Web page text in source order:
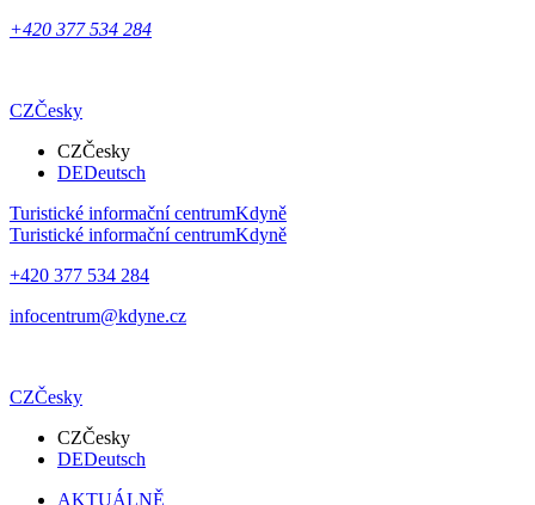
+420 377 534 284
CZČesky
CZČesky
DEDeutsch
Turistické informační centrumKdyně
Turistické informační centrumKdyně
+420 377 534 284
infocentrum@kdyne.cz
CZČesky
CZČesky
DEDeutsch
AKTUÁLNĚ